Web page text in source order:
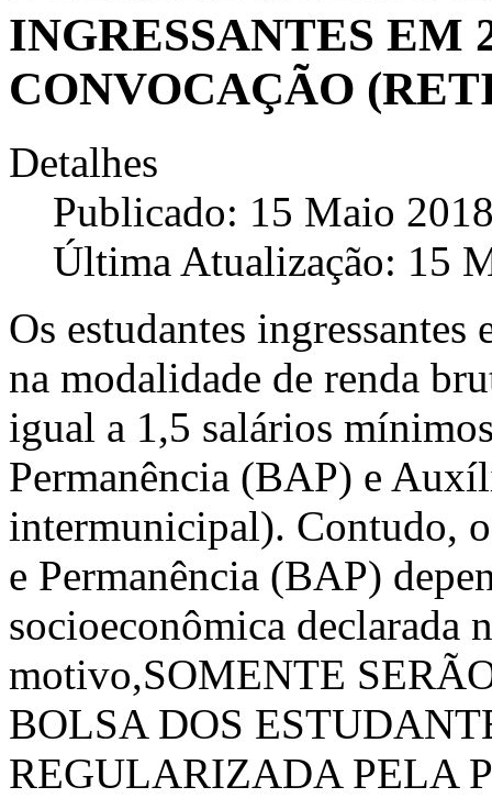
INGRESSANTES EM
CONVOCAÇÃO
Detalhes
Publicado: 15 Maio
Última Atualização: 15
Os estudantes ingressantes
na modalidade de renda
igual a 1,5 salários
Permanência (BAP) e
intermunicipal). Contudo,
e Permanência (BAP)
socioeconômica declarada
motivo,SOMENTE
BOLSA DOS
REGULARIZADA PELA